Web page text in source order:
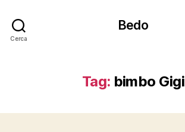
Cerca
Bedo
Tag: bimbo Gigi